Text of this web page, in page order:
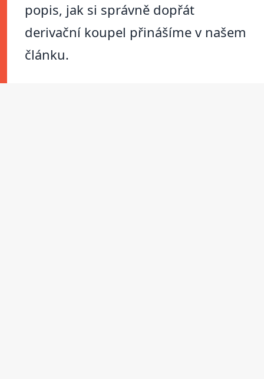
popis, jak si správně dopřát
derivační koupel přinášíme v našem
článku.